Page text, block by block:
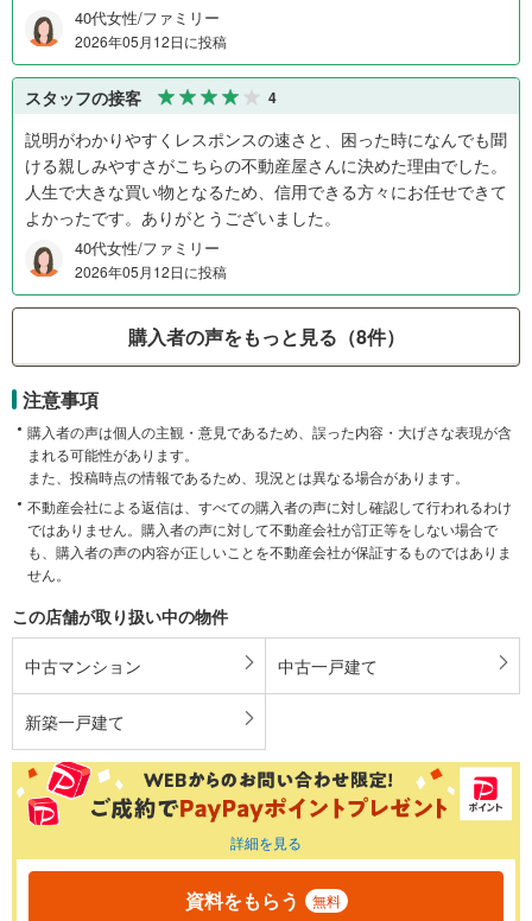
40代女性/ファミリー
2026年05月12日に投稿
スタッフの接客 4
説明がわかりやすくレスポンスの速さと、困った時になんでも聞
ける親しみやすさがこちらの不動産屋さんに決めた理由でした。
人生で大きな買い物となるため、信用できる方々にお任せできて
よかったです。ありがとうございました。
40代女性/ファミリー
2026年05月12日に投稿
購入者の声をもっと見る（8件）
注意事項
購入者の声は個人の主観・意見であるため、誤った内容・大げさな表現が含
まれる可能性があります。
また、投稿時点の情報であるため、現況とは異なる場合があります。
不動産会社による返信は、すべての購入者の声に対し確認して行われるわけ
ではありません。購入者の声に対して不動産会社が訂正等をしない場合で
も、購入者の声の内容が正しいことを不動産会社が保証するものではありま
せん。
この店舗が取り扱い中の物件
中古マンション 中古一戸建て
新築一戸建て
詳細を見る
資料をもらう 無料